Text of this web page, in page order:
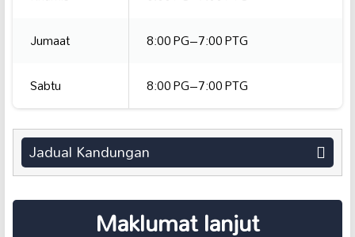
Jumaat
8:00 PG–7:00 PTG
Sabtu
8:00 PG–7:00 PTG
Jadual Kandungan
Maklumat lanjut